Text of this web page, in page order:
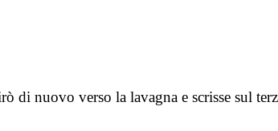
nuovo verso la lavagna e scrisse sul